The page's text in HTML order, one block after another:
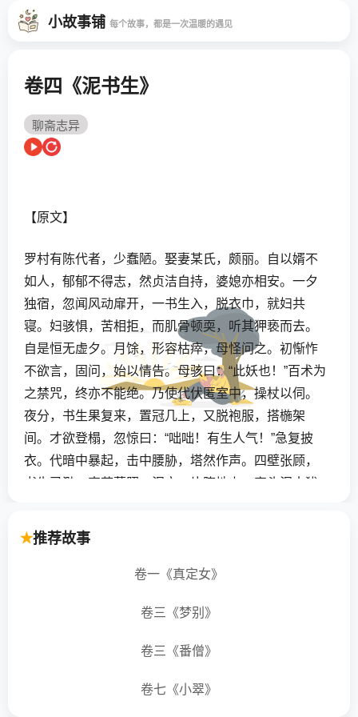
小故事铺 每个故事，都是一次温暖的遇见
卷四《泥书生》
聊斋志异
【原文】
罗村有陈代者，少蠢陋。娶妻某氏，颇丽。自以婿不
如人，郁郁不得志，然贞洁自持，婆媳亦相安。一夕
独宿，忽闻风动扉开，一书生入，脱衣巾，就妇共
寝。妇骇惧，苦相拒，而肌骨顿耎，听其狎亵而去。
自是恒无虚夕。月馀，形容枯瘁，母怪问之。初惭怍
不欲言，固问，始以情告。母骇曰：“此妖也！”百术为
之禁咒，终亦不能绝。乃使代伏匿室中，操杖以伺。
夜分，书生果复来，置冠几上，又脱袍服，搭椸架
间。才欲登榻，忽惊曰：“咄咄！有生人气！”急复披
衣。代暗中暴起，击中腰胁，塔然作声。四壁张顾，
书生已渺。束薪爇照，泥衣一片堕地上，案头泥巾犹
【翻译】
妻子某氏，却很漂亮。陈妻认为丈夫不如别人，心中
事。一天夜里，陈妻独自一人睡下，忽然听见一阵风
推荐故事
卷一《真定女》
卷三《梦别》
卷三《番僧》
卷七《小翠》